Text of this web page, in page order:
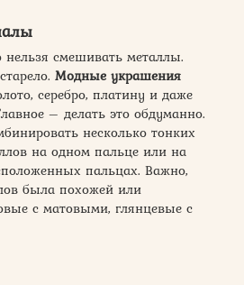
нельзя смешивать металлы.
Модные украшения
серебро, платину и даже
– делать это обдуманно.
несколько тонких
на одном пальце или на
пальцах. Важно,
была похожей или
с матовыми, глянцевые с